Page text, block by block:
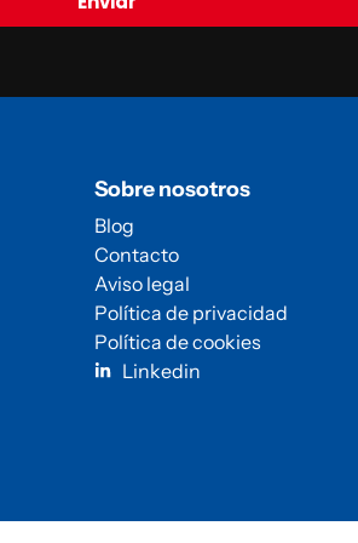
Sobre nosotros
Blog
Contacto
Aviso legal
Política de privacidad
Política de cookies
Linkedin